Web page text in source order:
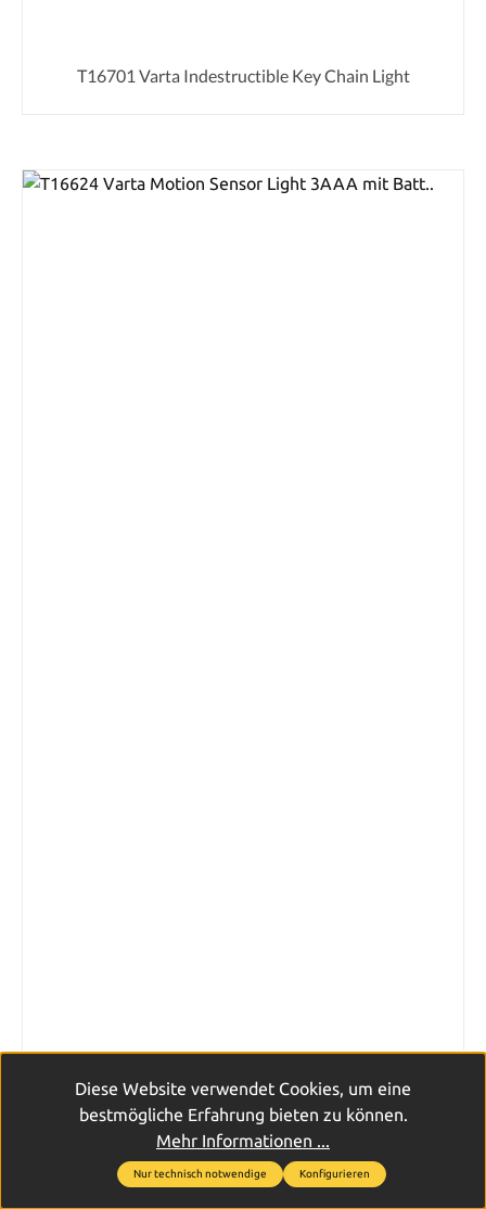
T16701 Varta Indestructible Key Chain Light
T16624 Varta Motion Sensor Light 3AAA mit Batt..
Diese Website verwendet Cookies, um eine
bestmögliche Erfahrung bieten zu können.
Mehr Informationen ...
Nur technisch notwendige Konfigurieren